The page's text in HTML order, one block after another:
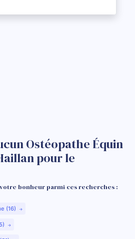
Ostéopathe Équin
pour le
bonheur parmi ces recherches :
(16)